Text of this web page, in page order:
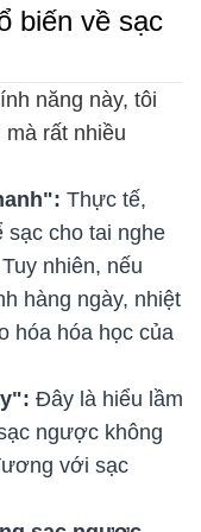
biến về sạc
năng này, tôi
rất nhiều
Thực tế,
sạc cho tai nghe
nhiên, nếu
hàng ngày, nhiệt
hóa hóa học của
Đây là hiểu lầm
ngược không
với sạc